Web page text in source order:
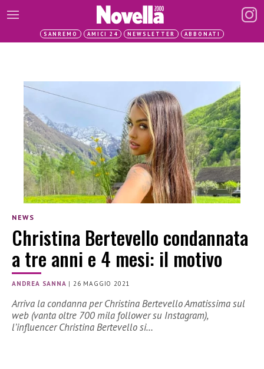
SANREMO AMICI 24 NEWSLETTER ABBONATI
NEWS
Christina Bertevello condannata
a tre anni e 4 mesi: il motivo
ANDREA SANNA |26 MAGGIO 2021
Arriva la condanna per Christina Bertevello Amatissima sul
web (vanta oltre 700 mila follower su Instagram),
l’influencer Christina Bertevello si…